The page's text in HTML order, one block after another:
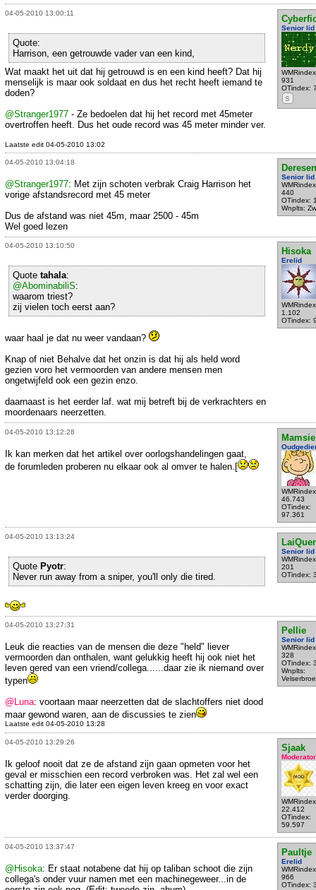
04-05-2010 13:00:11
Senior lid
931
OTindex:
S
Quote:
Harrison, een getrouwde vader van een kind,
Wat maakt het uit dat hij getrouwd is en een kind heeft? Dat hij
menselijk is maar ook soldaat en dus het recht heeft iemand te
doden?
@Stranger1977 - Ze bedoelen dat hij het record met 45meter
overtroffen heeft. Dus het oude record was 45 meter minder ver.
Laatste edit 04-05-2010 13:02
04-05-2010 13:04:18
Deresen
Senior lid
440
OTindex:
Wnplts:
@Stranger1977: Met zijn schoten verbrak Craig Harrison het
vorige afstandsrecord met 45 meter
Dus de afstand was niet 45m, maar 2500 - 45m
Wel goed lezen
04-05-2010 13:10:50
Hisoka
Erelid
1.102
OTindex:
Quote tahala:
@AbominabiliS:
waarom triest?
zij vielen toch eerst aan?
waar haal je dat nu weer vandaan?
Knap of niet Behalve dat het onzin is dat hij als held word
gezien voro het vermoorden van andere mensen men
ongetwijfeld ook een gezin enzo.
daarnaast is het eerder laf. wat mij betreft bij de verkrachters en
moordenaars neerzetten.
04-05-2010 13:12:28
Mamsie
46.743
OTindex:
97.361
Ik kan merken dat het artikel over oorlogshandelingen gaat,
de forumleden proberen nu elkaar ook al omver te halen.[
04-05-2010 13:13:24
Senior lid
201
OTindex:
Quote Pyotr:
Never run away from a sniper, you'll only die tired.
04-05-2010 13:27:31
Pellie
Senior lid
328
OTindex:
Wnplts:
Velserbroe
Leuk die reacties van de mensen die deze "held" liever
vermoorden dan onthalen, want gelukkig heeft hij ook niet het
leven gered van een vriend/collega......daar zie ik niemand over
typen
@Luna: voortaan maar neerzetten dat de slachtoffers niet dood
maar gewond waren, aan de discussies te zien
Laatste edit 04-05-2010 13:28
04-05-2010 13:29:26
Sjaak
Moderator
22.412
OTindex:
59.597
Ik geloof nooit dat ze de afstand zijn gaan opmeten voor het
geval er misschien een record verbroken was. Het zal wel een
schatting zijn, die later een eigen leven kreeg en voor exact
verder doorging.
04-05-2010 13:37:47
Paultje
Erelid
966
OTindex:
@Hisoka: Er staat notabene dat hij op taliban schoot die zijn
collega's onder vuur namen met een machinegeweer...in de